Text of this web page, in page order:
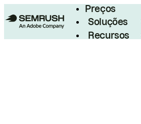
Preços
Soluções
Recursos